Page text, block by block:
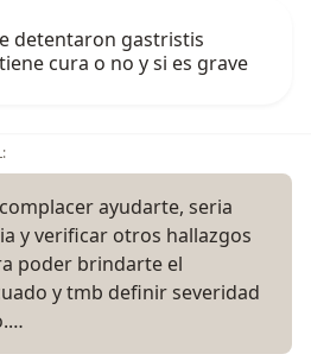
detentaron gastristis
cura o no y si es grave
ayudarte, seria
y verificar otros hallazgos
poder brindarte el
y tmb definir severidad